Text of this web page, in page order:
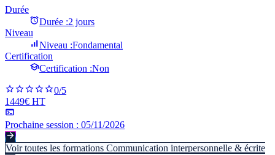
Durée
Durée :2 jours
Niveau
Niveau :Fondamental
Certification
Certification :Non
0/5
1449€ HT
Prochaine session : 05/11/2026
Voir toutes les formations Communication interpersonnelle & écrite